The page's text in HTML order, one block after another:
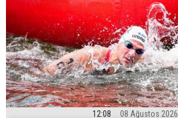
12:08 08 Ağustos 2026